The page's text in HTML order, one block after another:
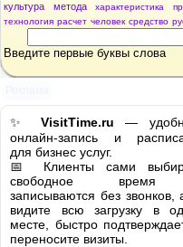
культура
метода характеристика
технология расчет человек средство
Введите первые буквы слова
✨ VisitTime.ru —
онлайн-запись и
для бизнес услуг.
📅 Клиенты сами
свободное
записываются без звонков,
видите всю загрузку в
месте, быстро
переносите визиты.